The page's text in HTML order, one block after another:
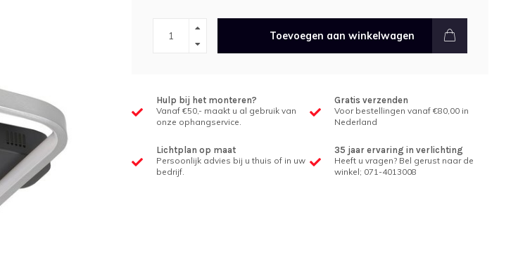
Toevoegen aan winkelwagen
Hulp bij het monteren?
Vanaf €50,- maakt u al gebruik van
onze ophangservice.
Gratis verzenden
Voor bestellingen vanaf €80,00 in
Nederland
Lichtplan op maat
Persoonlijk advies bij u thuis of in uw
bedrijf.
35 jaar ervaring in verlichting
Heeft u vragen? Bel gerust naar de
winkel; 071-4013008